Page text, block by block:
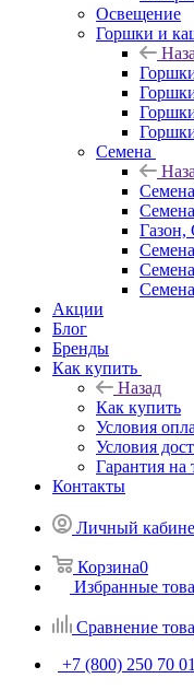
Освещение
Горшки и
Семена
Семена
Газон,
Акции
Блог
Бренды
Как купить
Назад
Как купить
Условия
Условия
Гарантия на
Контакты
Личный
Корзина0
Избранные
Сравнение
+7 (800) 250 70 01